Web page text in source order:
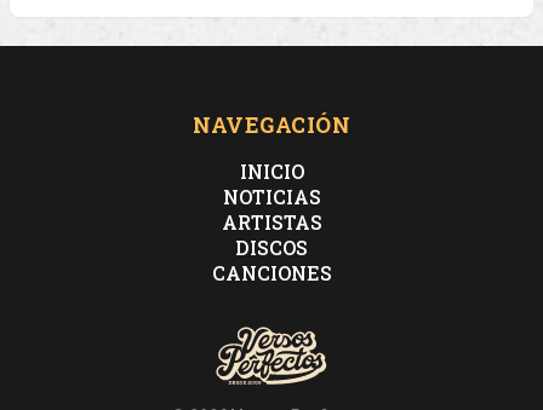
NAVEGACIÓN
INICIO
NOTICIAS
ARTISTAS
DISCOS
CANCIONES